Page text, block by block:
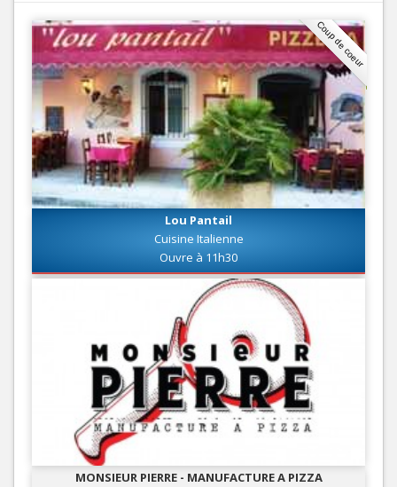
Coup de coeur
Lou Pantail
Cuisine Italienne
Ouvre à 11h30
MONSIEUR PIERRE - MANUFACTURE A PIZZA